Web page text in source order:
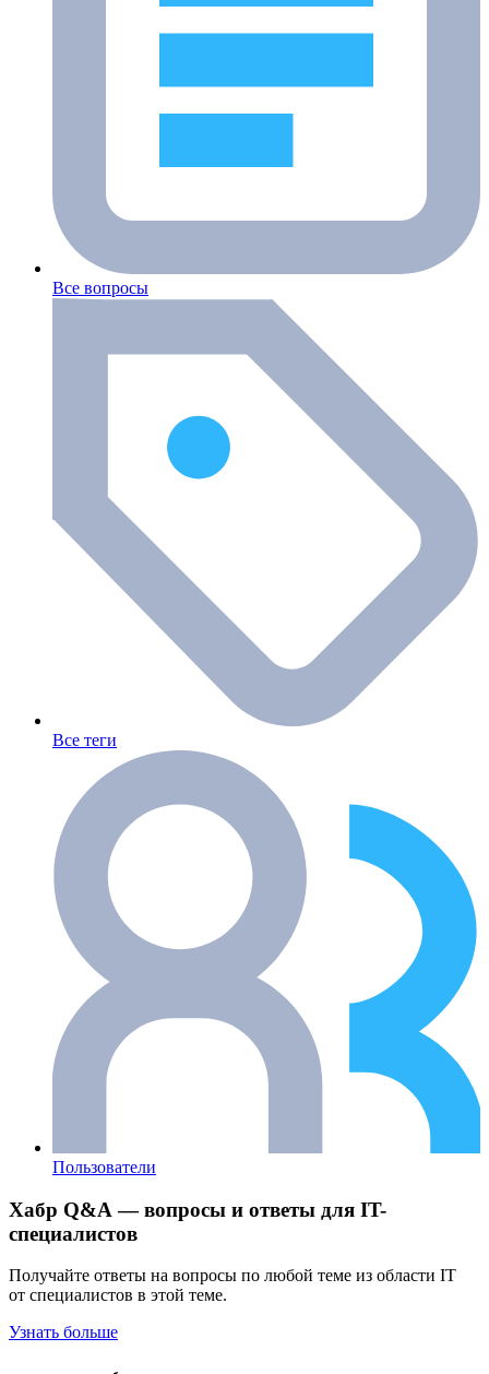
Все вопросы
Все теги
Пользователи
Хабр Q&A — вопросы и ответы для IT-
специалистов
Получайте ответы на вопросы по любой теме из области IT
от специалистов в этой теме.
Узнать больше